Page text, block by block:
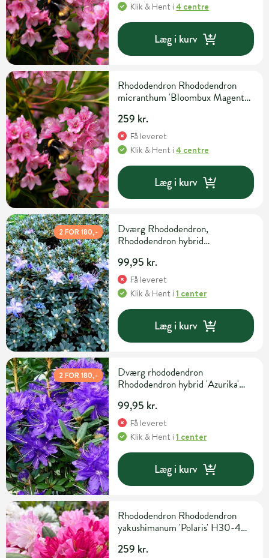
Klik & Hent i4 centre
Læg i kurv
Rhododendron Rhododendron
micranthum 'Bloombux Magenta'
259 kr.
Få leveret
Klik & Hent i4 centre
Læg i kurv
2 FOR 180,-
Dværg Rhododendron,
Rhododendron hybrid
99,95 kr.
Få leveret
Klik & Hent i1 center
Læg i kurv
2 FOR 180,-
Dværg rhododendron
Rhododendron hybrid 'Azurika'
99,95 kr.
Få leveret
Klik & Hent i1 center
Læg i kurv
Rhododendron Rhododendron
yakushimanum 'Polaris' H30-40
259 kr.